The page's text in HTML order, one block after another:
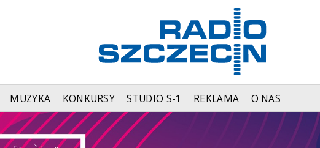
MUZYKA KONKURSY STUDIO S-1 REKLAMA O NAS